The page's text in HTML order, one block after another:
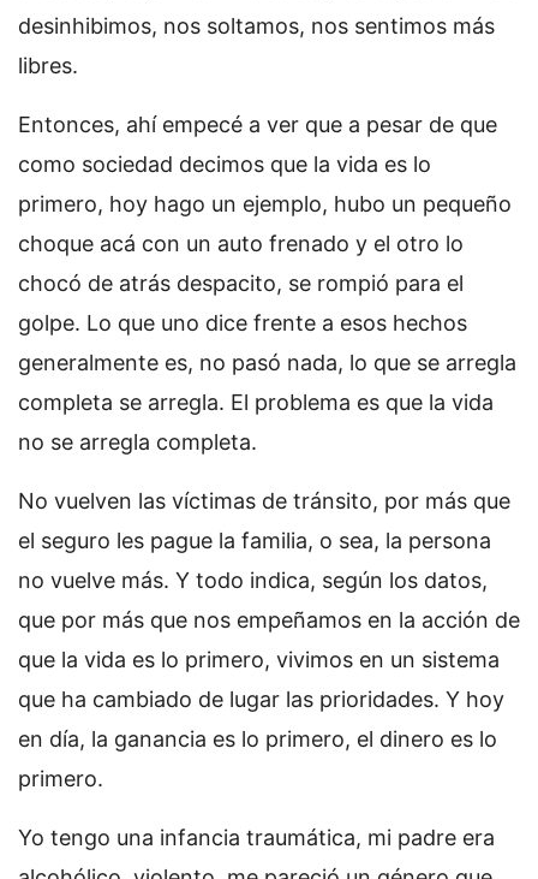
desinhibimos, nos soltamos, nos sentimos más
libres.
Entonces, ahí empecé a ver que a pesar de que
como sociedad decimos que la vida es lo
primero, hoy hago un ejemplo, hubo un pequeño
choque acá con un auto frenado y el otro lo
chocó de atrás despacito, se rompió para el
golpe. Lo que uno dice frente a esos hechos
generalmente es, no pasó nada, lo que se arregla
completa se arregla. El problema es que la vida
no se arregla completa.
No vuelven las víctimas de tránsito, por más que
el seguro les pague la familia, o sea, la persona
no vuelve más. Y todo indica, según los datos,
que por más que nos empeñamos en la acción de
que la vida es lo primero, vivimos en un sistema
que ha cambiado de lugar las prioridades. Y hoy
en día, la ganancia es lo primero, el dinero es lo
primero.
Yo tengo una infancia traumática, mi padre era